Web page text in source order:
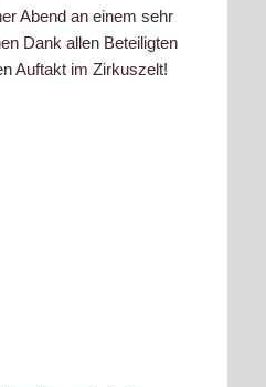
Abend an einem sehr
Dank allen Beteiligten
Auftakt im Zirkuszelt!